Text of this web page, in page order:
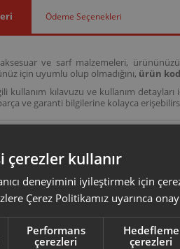
Ödeme Seçenekleri
ve sarf malzemeleri,
için uyumlu olup olmadığını, ürün
kullanım kılavuzu ve kullanım detayları
ve garanti bilgilerine kolayca
BEYMEN CLUB SHAKE'N TAKE KİŞİSEL
ve sarf malzemeleri, ürününüzü
olup olmadığını,
ürün kodunuz
kılavuzu ve kullanım detayları için
ve garanti bilgilerine kolayca
çerezler kullanır
deneyimini iyileştirmek için
Çerez Politikamız uyarınca
Performans
çerezleri
Hedefleme
çerezleri